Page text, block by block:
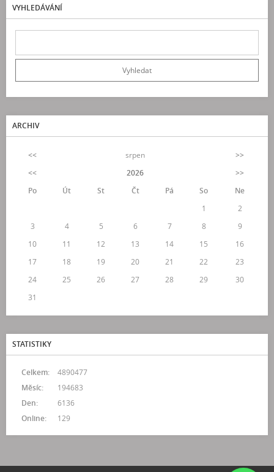
VYHLEDÁVÁNÍ
ARCHIV
<< srpen
>>
<<
2026
>>
Po
Út St Čt Pá So
Ne
1
2
3
4 5 6 7 8
9
10
11 12 13 14 15
16
17
18 19 20 21 22
23
24
25 26 27 28 29
30
31
STATISTIKY
Online: 129
Celkem:
4890477
Měsíc:
194683
Den:
6136